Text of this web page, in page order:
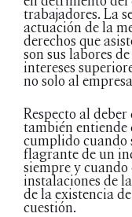
trabajadores. La
actuación de la
derechos que
son sus labores
intereses
no solo al
Respecto al
también entiende
cumplido cuando
flagrante de un
siempre y cuando
instalaciones de
de la existencia
cuestión.